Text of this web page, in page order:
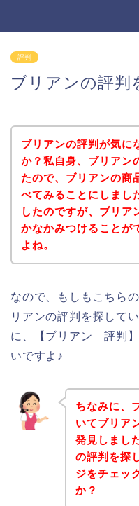
評判
ブリアンの評判
ブリアンの評判が気に
か？私自身、ブリアン
たので、ブリアンの商
べてみることにしまし
したのですが、ブリア
かなかみつけることが
よね。
なので、もしもこちら
リアンの評判を探して
に、【ブリアン 評判
いですよ♪
ちなみに、
いてブリア
発見しまし
の評判を探
ジをチェッ
か？